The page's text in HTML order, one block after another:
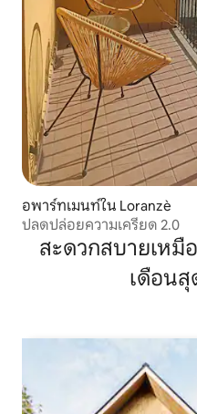
อพาร์ทเมนท์ใน Loranzè
ปลดปล่อยความเครียด 2.0
สะดวกสบายเหมื
เดือน